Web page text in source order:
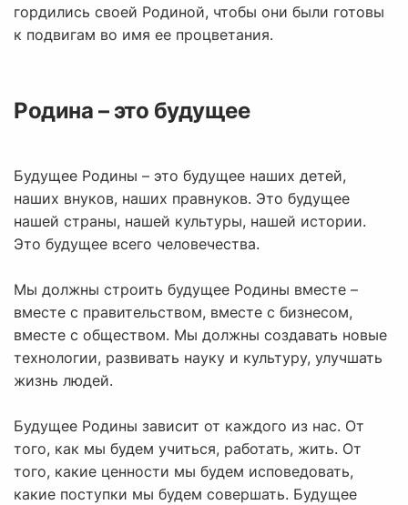
гордились своей Родиной, чтобы они были готовы
к подвигам во имя ее процветания.
Родина – это будущее
Будущее Родины – это будущее наших детей,
наших внуков, наших правнуков. Это будущее
нашей страны, нашей культуры, нашей истории.
Это будущее всего человечества.
Мы должны строить будущее Родины вместе –
вместе с правительством, вместе с бизнесом,
вместе с обществом. Мы должны создавать новые
технологии, развивать науку и культуру, улучшать
жизнь людей.
Будущее Родины зависит от каждого из нас. От
того, как мы будем учиться, работать, жить. От
того, какие ценности мы будем исповедовать,
какие поступки мы будем совершать. Будущее